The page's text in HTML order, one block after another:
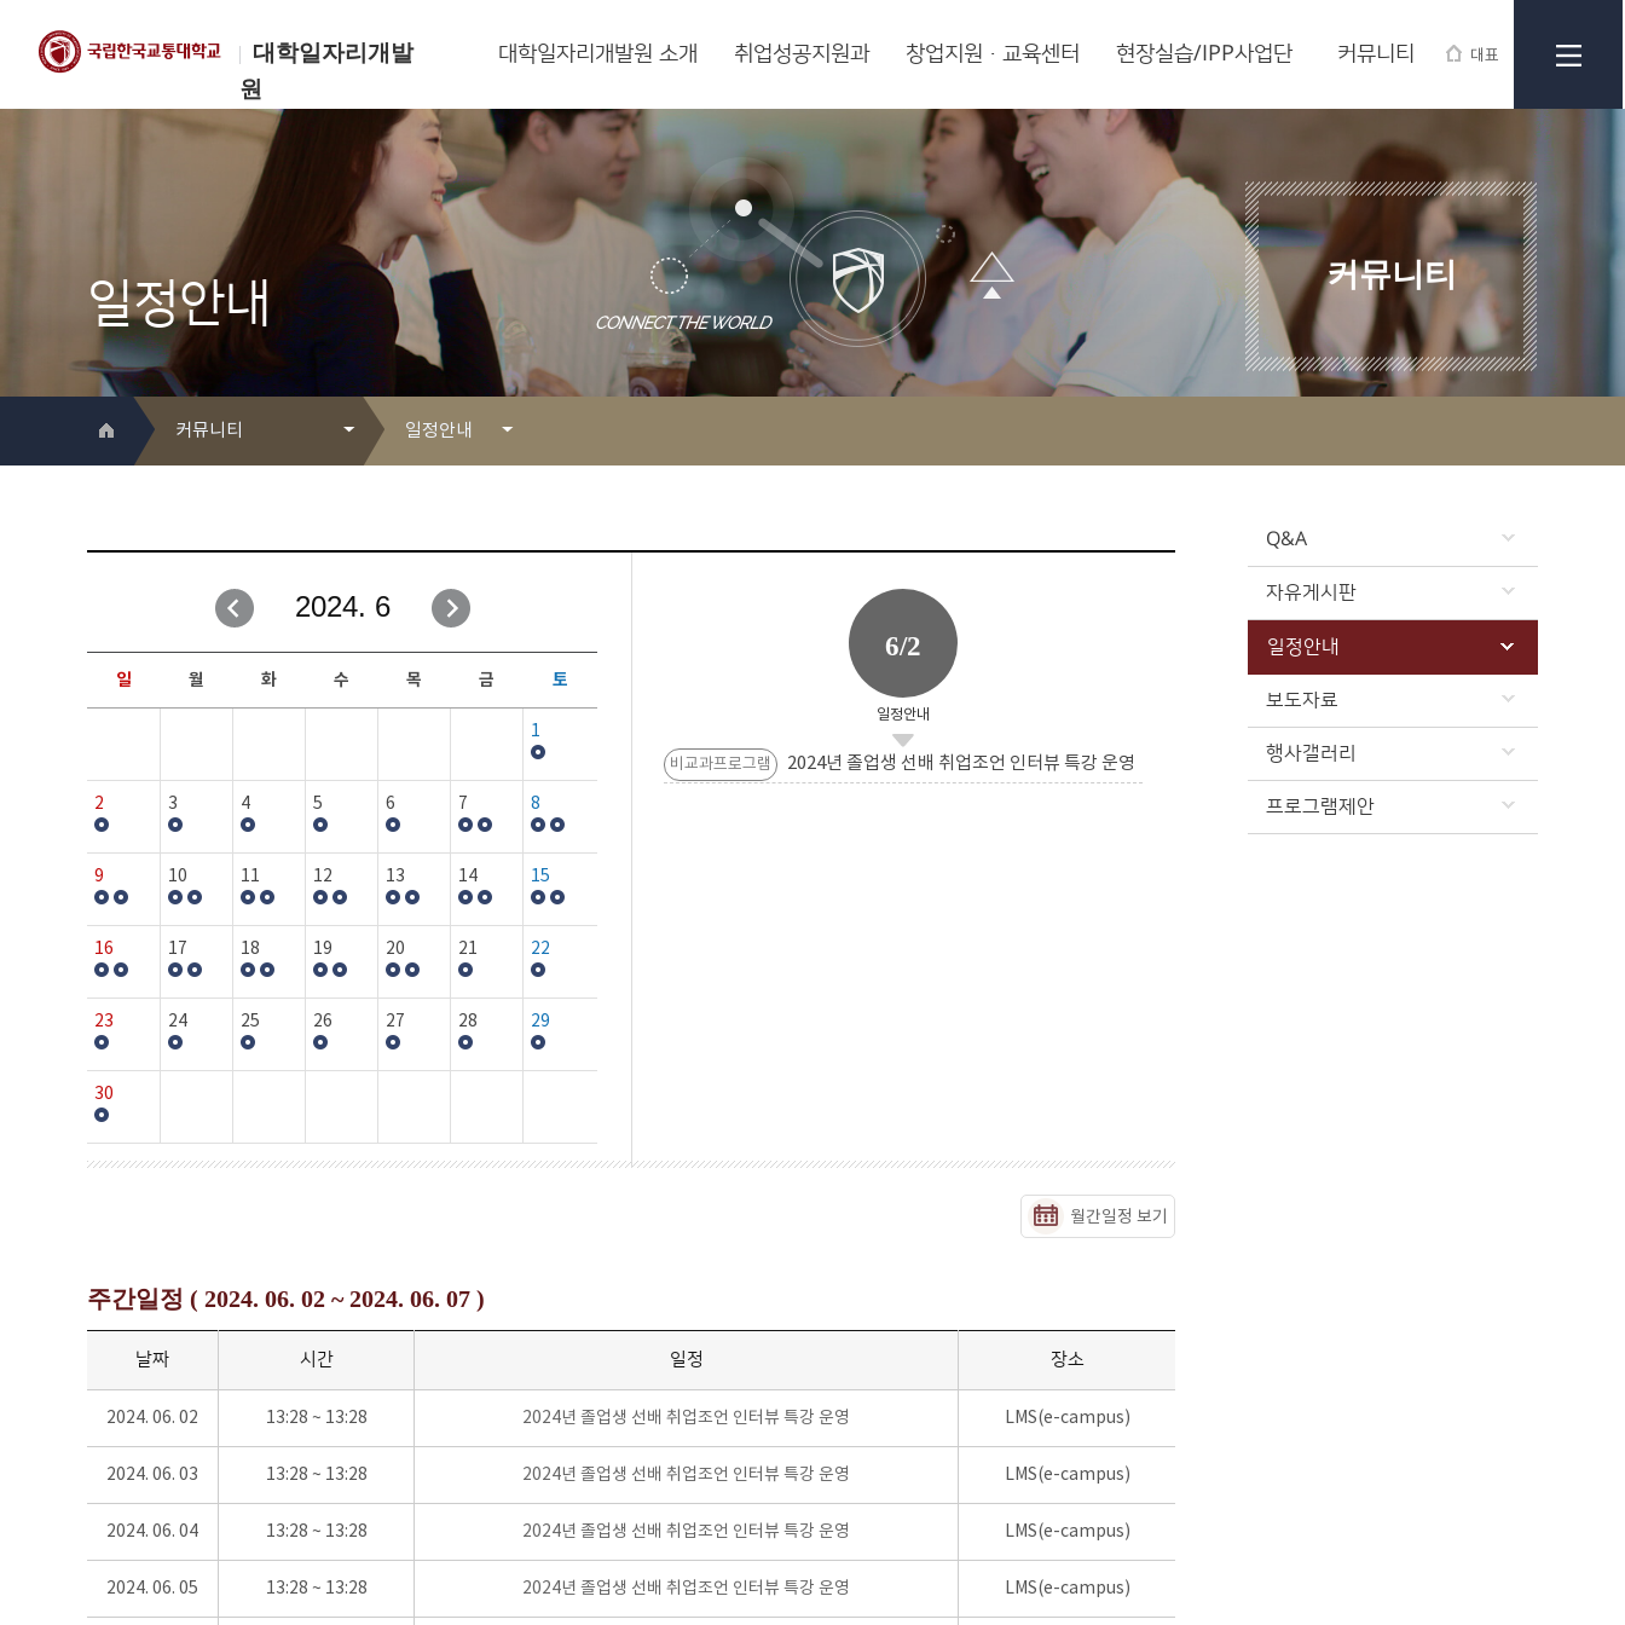
대학일자리개발
원
대표
한국교통대학교
대학일자리개발원
대학일자리개발원 소개 취업성공지원과 창업지원·교육센터 현장실습/IPP사업단 커뮤니티
일정안내
커뮤니티
커뮤니티
취업성공지원과
창업지원·교육센터
현장실습/IPP사업단
커뮤니티
일정안내
자유게시판
일정안내
보도자료
행사갤러리
Q&A
자유게시판
일정안내
보도자료
행사갤러리
프로그램제안
2024. 6
일 월 화 수 목 금 토
1
2 3 4 5 6 7 8
9 10 11 12 13 14 15
16 17 18 19 20 21 22
23 24 25 26 27 28 29
30
6/2
일정안내
비교과프로그램 2024년 졸업생 선배 취업조언 인터뷰 특강 운영
월간일정 보기
주간일정 ( 2024. 06. 02 ~ 2024. 06. 07 )
날짜 시간 일정 장소
2024. 06. 02 13:28 ~ 13:28 2024년 졸업생 선배 취업조언 인터뷰 특강 운영 LMS(e-campus)
2024. 06. 03 13:28 ~ 13:28 2024년 졸업생 선배 취업조언 인터뷰 특강 운영 LMS(e-campus)
2024. 06. 04 13:28 ~ 13:28 2024년 졸업생 선배 취업조언 인터뷰 특강 운영 LMS(e-campus)
2024. 06. 05 13:28 ~ 13:28 2024년 졸업생 선배 취업조언 인터뷰 특강 운영 LMS(e-campus)